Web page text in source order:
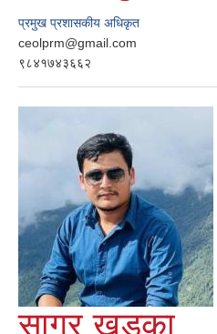
प्रमुख प्रशासकीय अधिकृत
ceolprm@gmail.com
९८४१७४३६६२
सागर खड्का